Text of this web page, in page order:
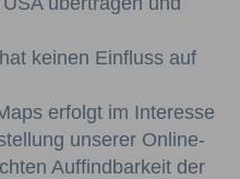
keinen Einfluss auf
erfolgt im Interesse
unserer Online-
Auffindbarkeit der